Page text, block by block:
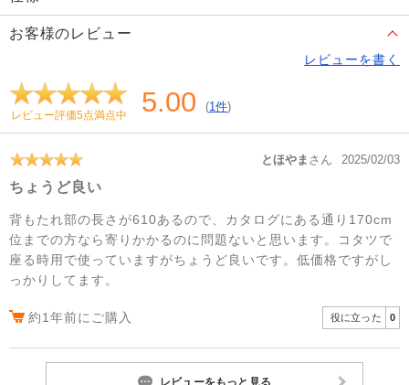
お客様のレビュー
レビューを書く
レビュー評価5点満点中 5.00 (1件)
とほやま さん 2025/02/03
ちょうど良い
背もたれ部の長さが610あるので、カタログにある通り170cm
位までの方なら寄りかかるのに問題ないと思います。コタツで
座る時用で使っていますがちょうど良いです。低価格ですがし
っかりしてます。
約1年前にご購入 役に立った 0
レビューをもっと見る